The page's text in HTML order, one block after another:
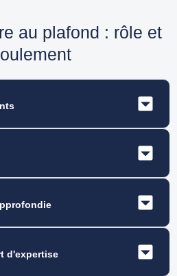
au plafond : rôle et
d'expertise